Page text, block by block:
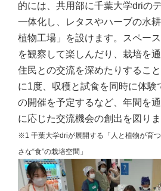
的には、共用部に千葉大学driの
一体化し、レタスやハーブの水
植物工場」を設けます。スペー
を観察して楽しんだり、栽培を
住民との交流を深めたりするこ
に1度、収穫と試食を同時に体験
の開催を予定するなど、年間を
に応じた交流機会の創出を図りま
※1 千葉大学driが展開する「人と 植物が育
さな“食”の栽培空間」